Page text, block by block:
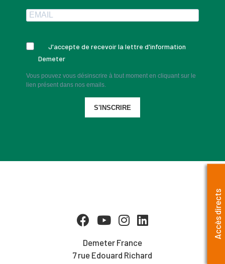
J'accepte de recevoir la lettre d'information
Demeter
Vous pouvez vous désinscrire à tout moment en cliquant sur le
lien présent dans nos emails.
S'INSCRIRE
Demeter France
7 rue Edouard Richard
Accès directs